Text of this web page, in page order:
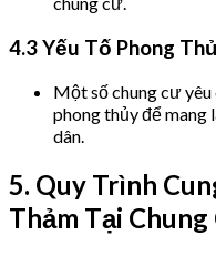
4.3 Yếu Tố Phong
Một số chung cư
phong thủy để mang
dân.
5. Quy Trình
Thảm Tại